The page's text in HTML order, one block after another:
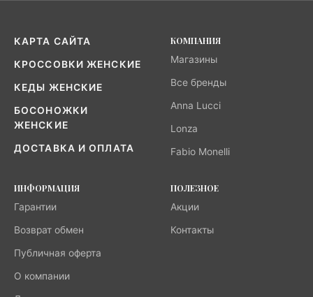
КАРТА САЙТА
КРОССОВКИ ЖЕНСКИЕ
КЕДЫ ЖЕНСКИЕ
БОСОНОЖКИ
ЖЕНСКИЕ
ДОСТАВКА И ОПЛАТА
КОМПАНИЯ
Магазины
Все бренды
Anna Lucci
Lonza
Fabio Monelli
ИНФОРМАЦИЯ
Гарантии
Возврат обмен
Публичная оферта
О компании
ПОЛЕЗНОЕ
Акции
Контакты